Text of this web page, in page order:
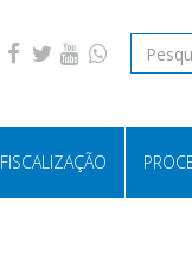
FISCALIZAÇÃO